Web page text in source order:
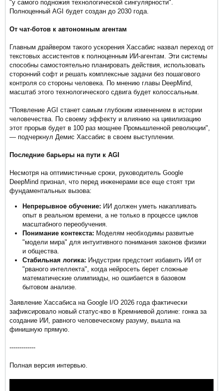
"у самого подножия технологической сингулярности".
Полноценный AGI будет создан до 2030 года.
От чат-ботов к автономным агентам
Главным драйвером такого ускорения Хассабис назвал переход от
текстовых ассистентов к полноценным ИИ-агентам. Эти системы
способны самостоятельно планировать действия, использовать
сторонний софт и решать комплексные задачи без пошагового
контроля со стороны человека. По мнению главы DeepMind,
масштаб этого технологического сдвига будет колоссальным.
"Появление AGI станет самым глубоким изменением в истории
человечества. По своему эффекту и влиянию на цивилизацию
этот прорыв будет в 100 раз мощнее Промышленной революции",
— подчеркнул Демис Хассабис в своем выступлении.
Последние барьеры на пути к AGI
Несмотря на оптимистичные сроки, руководитель Google
DeepMind признал, что перед инженерами все еще стоят три
фундаментальных вызова:
Непрерывное обучение: ИИ должен уметь накапливать
опыт в реальном времени, а не только в процессе циклов
масштабного переобучения.
Понимание контекста: Моделям необходимы развитые
"модели мира" для интуитивного понимания законов физики
и общества.
Стабильная логика: Индустрии предстоит избавить ИИ от
"рваного интеллекта", когда нейросеть берет сложные
математические олимпиады, но ошибается в базовом
бытовом анализе.
Заявление Хассабиса на Google I/O 2026 года фактически
зафиксировало новый статус-кво в Кремниевой долине: гонка за
создание ИИ, равного человеческому разуму, вышла на
финишную прямую.
-------------
Полная версия интервью.